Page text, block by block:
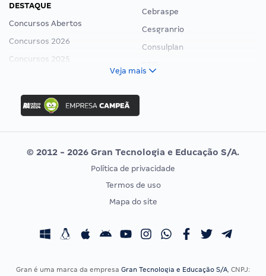
DESTAQUE
Concursos Abertos
Concursos 2026
Concursos 2025
Concurso Ibama
Concurso MPU
Editais publicados
Cebraspe
Cesgranrio
Consulplan
Vunesp
CONCURSOS POR PROFISSÃO
Concursos Fiscais
EXAME DE ORDEM
Calendário OAB
Veja mais
© 2012 - 2026 Gran Tecnologia e Educação S/A.
Política de privacidade
Termos de uso
Mapa do site
Gran é uma marca da empresa Gran Tecnologia e Educação S/A, CNPJ: